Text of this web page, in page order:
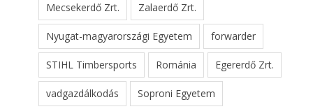
Mecsekerdő Zrt. Zalaerdő Zrt.
Nyugat-magyarországi Egyetem forwarder
STIHL Timbersports Románia Egererdő Zrt.
vadgazdálkodás Soproni Egyetem